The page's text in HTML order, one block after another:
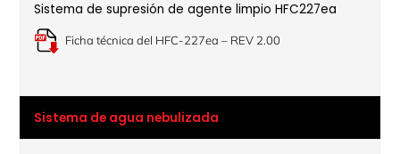
Sistema de supresión de agente limpio HFC227ea
Ficha técnica del HFC-227ea – REV 2.00
Sistema de agua nebulizada